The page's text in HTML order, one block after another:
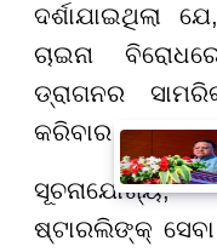
ଦର୍ଶାଯାଇଥିଲା
ଚାଇନା
ଡ୍ରାଗନର
କରିବାର ସମ୍ଭାବନା
ଷ୍ଟାରଲିଙ୍କ୍